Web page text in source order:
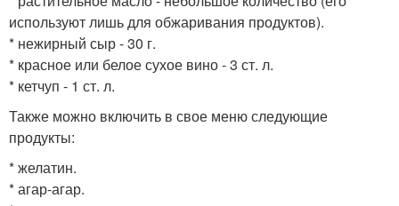
используют лишь для обжаривания продуктов).
* нежирный сыр - 30 г.
* красное или белое сухое вино - 3 ст. л.
* кетчуп - 1 ст. л.
Также можно включить в свое меню следующие
продукты:
* желатин.
* агар-агар.